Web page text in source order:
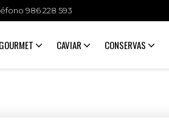
986 228 593
CAVIAR CONSERVAS